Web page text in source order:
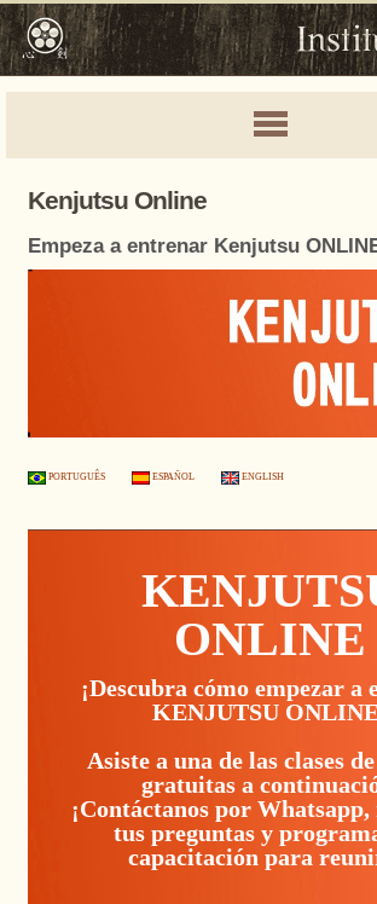
Kenjutsu Online
Empeza a entrenar Kenjutsu
PORTUGUÊS ESPAÑOL ENGLISH
ONLINE
¡Descubra cómo empezar a
KENJUTSU
Asiste a una de las clases
gratuitas a
¡Contáctanos por Whatsapp,
tus preguntas y
capacitación para